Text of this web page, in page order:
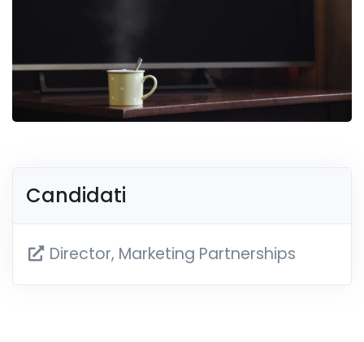
Candidati
Director, Marketing Partnerships